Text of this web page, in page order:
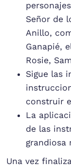
Señor de
Anillo,
Ganapié,
Rosie,
Sigue las
construir
La
de las
grandiosa
Una vez